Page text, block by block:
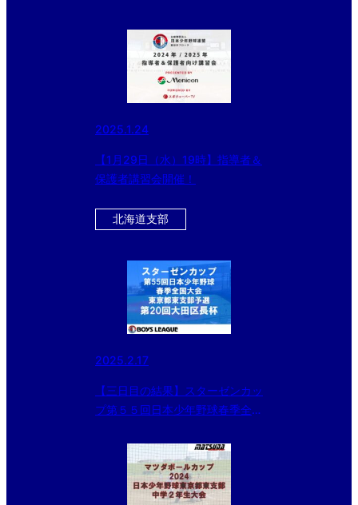
2025.1.24
【1月29日（水）19時】指導者＆
保護者講習会開催！
北海道支部
2025.2.17
【三日目の結果】スターゼンカッ
プ第５５回日本少年野球春季全国
大田区長杯